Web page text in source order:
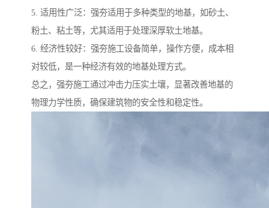
5. 适用性广泛：强夯适用于多种类型的地基，如砂土、
粉土、粘土等，尤其适用于处理深厚软土地基。
6. 经济性较好：强夯施工设备简单，操作方便，成本相
对较低，是一种经济有效的地基处理方式。
总之，强夯施工通过冲击力压实土壤，显著改善地基的
物理力学性质，确保建筑物的安全性和稳定性。